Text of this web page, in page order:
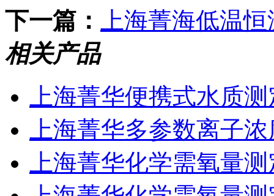
下一篇：
上海菁海低温
相关产品
上海菁华便携式水质
上海菁华多参数离子
上海菁华化学需氧量